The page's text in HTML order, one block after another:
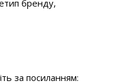
бренду,
за посиланням: